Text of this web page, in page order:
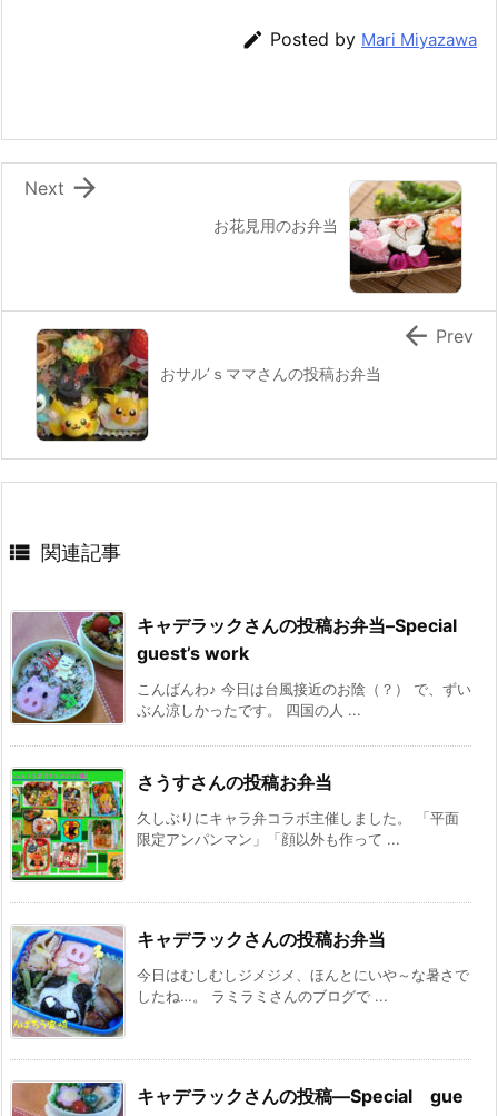
o
k
a
l
 Posted by Mari Miyazawa
お花見用のお弁当

Next
おサル’ｓママさんの投稿お弁当
 Prev
 関連記事
キャデラックさんの投稿お弁当–Special
guest’s work
こんばんわ♪ 今日は台風接近のお陰（？） で、ずい
ぶん涼しかったです。 四国の人 ...
さうすさんの投稿お弁当
久しぶりにキャラ弁コラボ主催しました。 「平面
限定アンパンマン」「顔以外も作って ...
キャデラックさんの投稿お弁当
今日はむしむしジメジメ、ほんとにいや～な暑さで
したね…。 ラミラミさんのブログで ...
キャデラックさんの投稿—Special gue